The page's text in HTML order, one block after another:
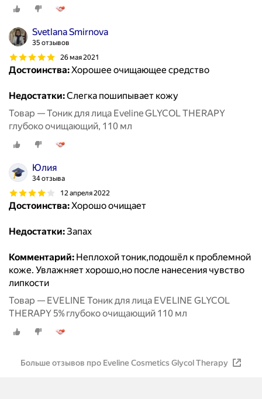
Svetlana Smirnova
35 отзывов
26 мая 2021
Достоинства:Хорошее очищающее средство
Недостатки:Слегка пошипывает кожу
Товар — Тоник для лица Eveline GLYCOL THERAPY
глубоко очищающий, 110 мл
Юлия
34 отзыва
12 апреля 2022
Достоинства:Хорошо очищает
Недостатки:Запах
Комментарий: Неплохой тоник,подошёл к проблемной
коже. Увлажняет хорошо,но после нанесения чувство
липкости
Товар — EVELINE Тоник для лица EVELINE GLYCOL
THERAPY 5% глубоко очищающий 110 мл
Больше отзывов про Eveline Cosmetics Glycol Therapy